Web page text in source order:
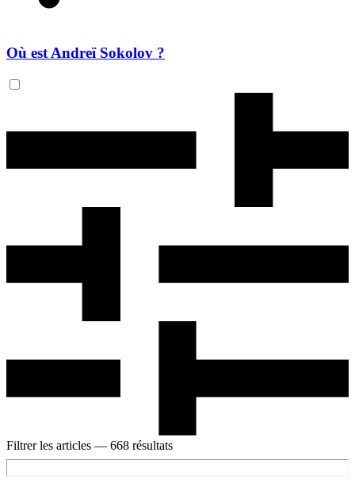
Où est Andreï Sokolov ?
Filtrer les articles — 668 résultats